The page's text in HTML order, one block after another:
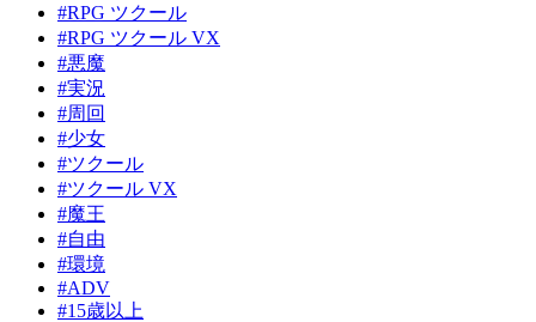
#RPG ツクール
#RPG ツクール VX
#悪魔
#実況
#周回
#少女
#ツクール
#ツクール VX
#魔王
#自由
#環境
#ADV
#15歳以上